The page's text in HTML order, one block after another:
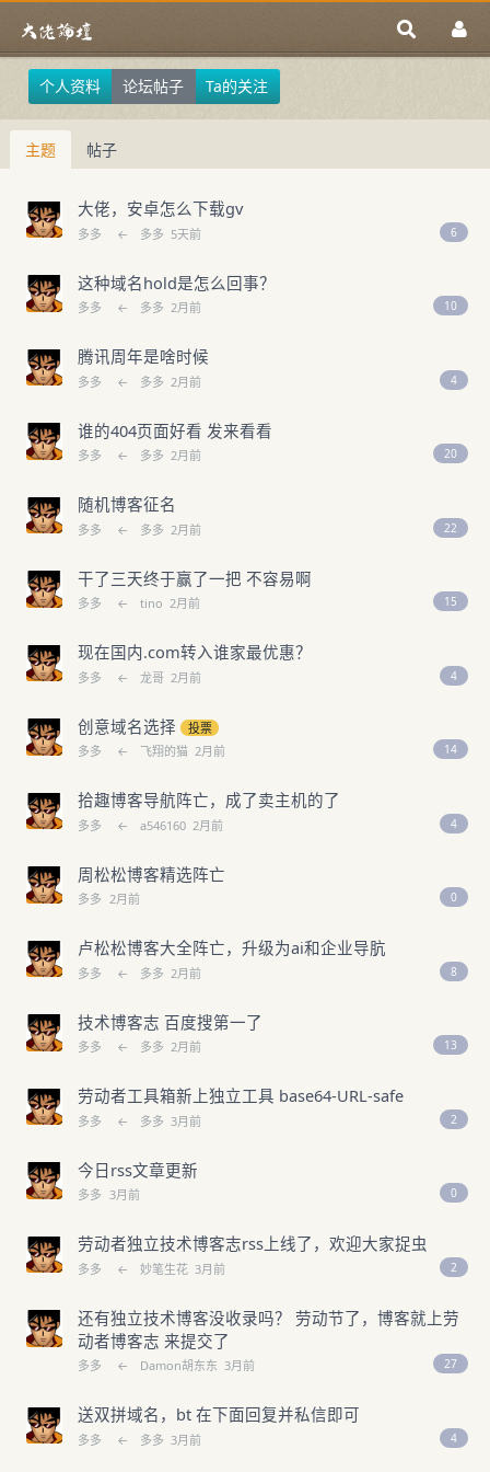
个人资料 论坛帖子 Ta的关注
主题 帖子
大佬，安卓怎么下载gv
多多 ← 多多 5天前 6
这种域名hold是怎么回事？
多多 ← 多多 2月前 10
腾讯周年是啥时候
多多 ← 多多 2月前 4
谁的404页面好看 发来看看
多多 ← 多多 2月前 20
随机博客征名
多多 ← 多多 2月前 22
干了三天终于赢了一把 不容易啊
多多 ← tino 2月前 15
现在国内.com转入谁家最优惠？
多多 ← 龙哥 2月前 4
创意域名选择
投票
多多
← 飞翔的猫 2月前 14
拾趣博客导航阵亡，成了卖主机的了
多多 ← a546160 2月前 4
周松松博客精选阵亡
多多 2月前 0
卢松松博客大全阵亡，升级为ai和企业导肮
多多 ← 多多 2月前 8
技术博客志 百度搜第一了
多多 ← 多多 2月前 13
劳动者工具箱新上独立工具 base64-URL‑safe
多多 ← 多多 3月前 2
今日rss文章更新
多多 3月前 0
劳动者独立技术博客志rss上线了，欢迎大家捉虫
多多 ← 妙笔生花 3月前 2
还有独立技术博客没收录吗？ 劳动节了，博客就上劳
动者博客志 来提交了
多多 ← Damon胡东东 3月前 27
送双拼域名，bt 在下面回复并私信即可
多多 ← 多多 3月前 4